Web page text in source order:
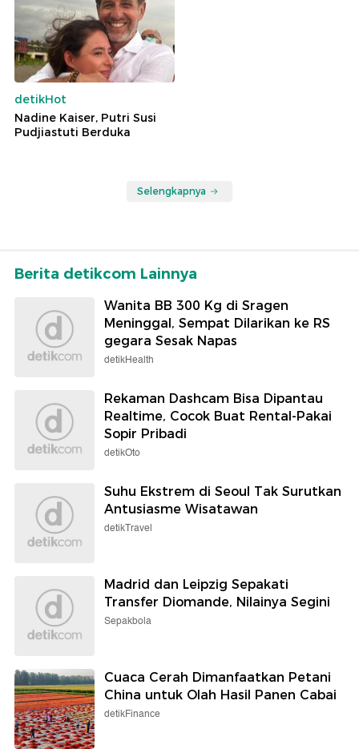
detikHot
Nadine Kaiser, Putri Susi
Pudjiastuti Berduka
Selengkapnya
Berita detikcom Lainnya
Wanita BB 300 Kg di Sragen
Meninggal, Sempat Dilarikan ke RS
gegara Sesak Napas
detikHealth
Rekaman Dashcam Bisa Dipantau
Realtime, Cocok Buat Rental-Pakai
Sopir Pribadi
detikOto
Suhu Ekstrem di Seoul Tak Surutkan
Antusiasme Wisatawan
detikTravel
Madrid dan Leipzig Sepakati
Transfer Diomande, Nilainya Segini
Sepakbola
Cuaca Cerah Dimanfaatkan Petani
China untuk Olah Hasil Panen Cabai
detikFinance